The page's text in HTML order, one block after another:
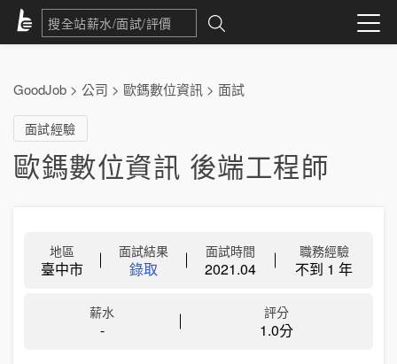
GoodJob > 公司 > 歐鎷數位資訊 > 面試
面試經驗
歐鎷數位資訊 後端工程師
地區
臺中市
面試結果
錄取
面試時間
2021.04
職務經驗
不到 1 年
薪水
-
評分
1.0分